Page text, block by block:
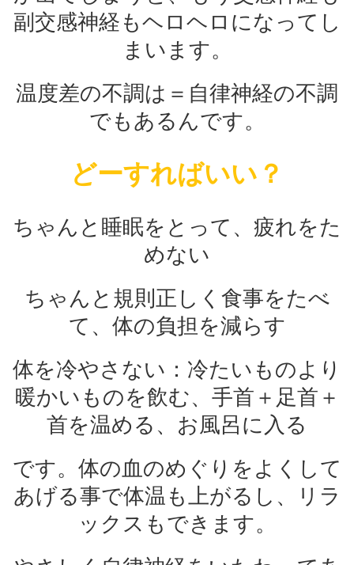
副交感神経もヘロヘロになってし
まいます。
温度差の不調は＝自律神経の不調
でもあるんです。
どーすればいい？
ちゃんと睡眠をとって、疲れをた
めない
ちゃんと規則正しく食事をたべ
て、体の負担を減らす
体を冷やさない：冷たいものより
暖かいものを飲む、手首＋足首＋
首を温める、お風呂に入る
です。体の血のめぐりをよくして
あげる事で体温も上がるし、リラ
ックスもできます。